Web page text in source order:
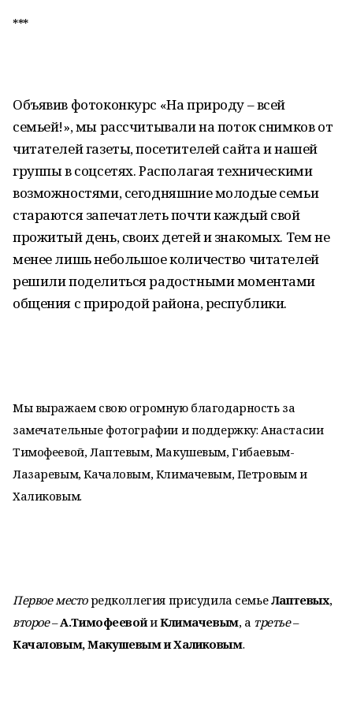
***
Объявив фотоконкурс «На природу – всей
семьей!», мы рассчитывали на поток снимков от
читателей газеты, посетителей сайта и нашей
группы в соцсетях. Располагая техническими
возможностями, сегодняшние молодые семьи
стараются запечатлеть почти каждый свой
прожитый день, своих детей и знакомых. Тем не
менее лишь небольшое количество читателей
решили поделиться радостными моментами
общения с природой района, республики.
Мы выражаем свою огромную благодарность за
замечательные фотографии и поддержку: Анастасии
Тимофеевой, Лаптевым, Макушевым, Гибаевым-
Лазаревым, Качаловым, Климачевым, Петровым и
Халиковым.
Первое месторедколлегия присудила семьеЛаптевых,
второе–А.ТимофеевойиКлимачевым, а третье–
Качаловым, Макушевым и Халиковым.